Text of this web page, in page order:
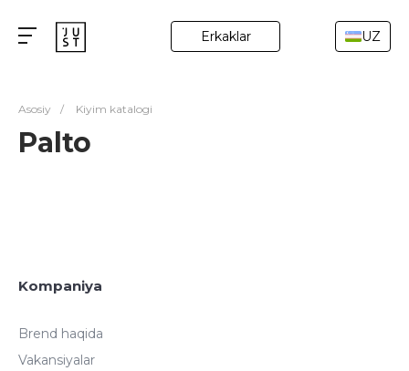
Erkaklar UZ
Asosiy / Kiyim katalogi
Palto
Kompaniya
Brend haqida
Vakansiyalar